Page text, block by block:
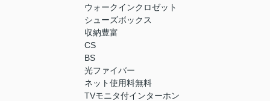
ウォークインクロゼット
シューズボックス
収納豊富
CS
BS
光ファイバー
ネット使用料無料
TVモニタ付インターホン